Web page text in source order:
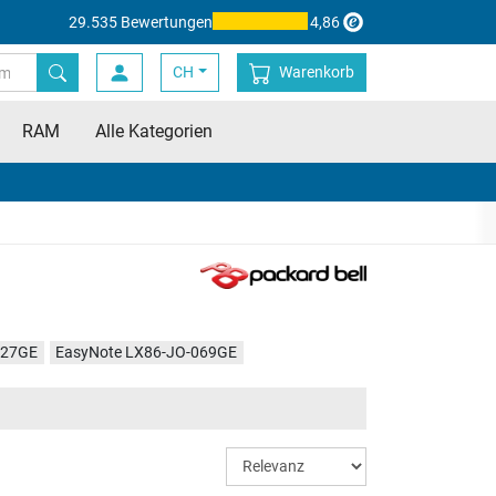
29.535 Bewertungen 4,86
CH Warenkorb
RAM Alle Kategorien
EasyNote LX86-JO-069GE